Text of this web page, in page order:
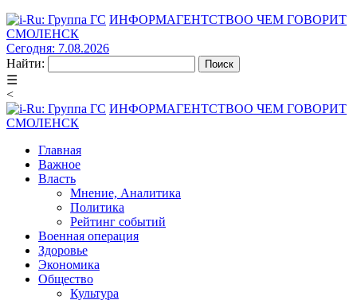
ИНФОРМАГЕНТСТВОО ЧЕМ ГОВОРИТ
СМОЛЕНСК
Сегодня: 7.08.2026
Найти:
☰
<
ИНФОРМАГЕНТСТВОО ЧЕМ ГОВОРИТ
СМОЛЕНСК
Главная
Важное
Власть
Мнение, Аналитика
Политика
Рейтинг событий
Военная операция
Здоровье
Экономика
Общество
Культура